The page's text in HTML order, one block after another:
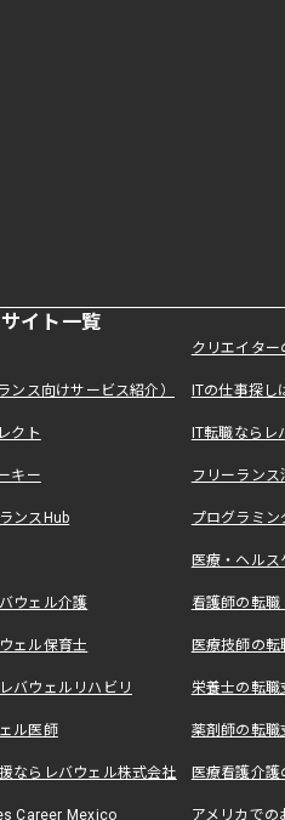
イト一覧
クリエイタ
ンス向けサービス紹介） ITの仕事探
クト IT転職なら
キー フリーラン
ンスHub プログラミ
医療・ヘル
ウェル介護 看護師の転
ェル保育士 医療技師の
バウェルリハビリ 栄養士の転
ル医師 薬剤師の転
ならレバウェル株式会社 医療看護介
Career Mexico アメリカで